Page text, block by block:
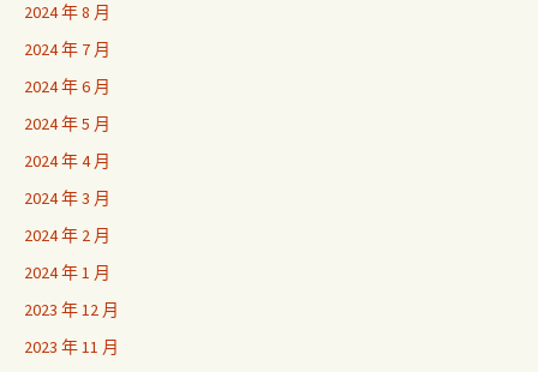
2024 年 8 月
2024 年 7 月
2024 年 6 月
2024 年 5 月
2024 年 4 月
2024 年 3 月
2024 年 2 月
2024 年 1 月
2023 年 12 月
2023 年 11 月